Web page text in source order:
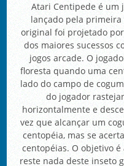
Atari Centipede é um
lançado pela primeira
original foi projetado por
dos maiores sucessos
jogos arcade. O
floresta quando uma
lado do campo de
do jogador
horizontalmente e
vez que alcançar um
centopéia, mas se
centopéias. O objetivo
reste nada deste inseto